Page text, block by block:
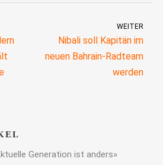
WEITER
Nibali soll Kapitän im
neuen Bahrain-Radteam
werden